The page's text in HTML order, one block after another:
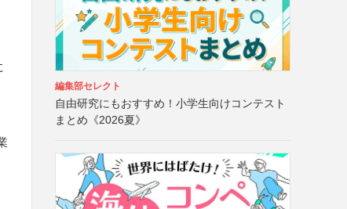
編集部セレクト
自由研究にもおすすめ！小学生向けコンテスト
まとめ《2026夏》